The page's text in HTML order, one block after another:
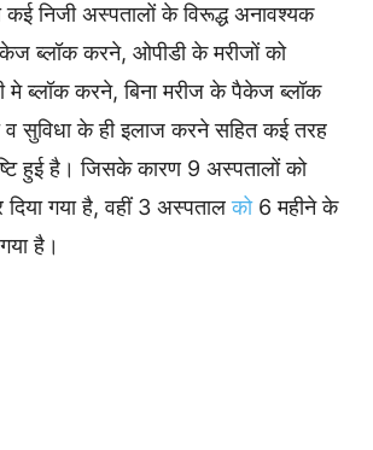
कई निजी अस्पतालों के विरूद्ध अनावश्यक
ब्लॉक करने, ओपीडी के मरीजों को
मे ब्लॉक करने, बिना मरीज के पैकेज ब्लॉक
व सुविधा के ही इलाज करने सहित कई तरह
हुई है। जिसके कारण 9 अस्पतालों को
गया है, वहीं 3 अस्पतालको6 महीने के
है।